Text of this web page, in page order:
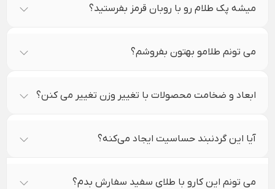
میشه پک طلام رو با روبان قرمز بفرستید؟
می تونم طلامو بهتون بفروشم؟
ابعاد و ضخامت محصولات با تغییر وزن تغییر می کنن؟
آیا این گردنبند حساسیت ایجاد می‌کنه؟
می تونم این کارو با طلای سفید سفارش بدم؟